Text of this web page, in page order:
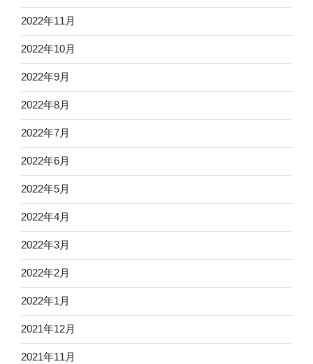
2022年11月
2022年10月
2022年9月
2022年8月
2022年7月
2022年6月
2022年5月
2022年4月
2022年3月
2022年2月
2022年1月
2021年12月
2021年11月